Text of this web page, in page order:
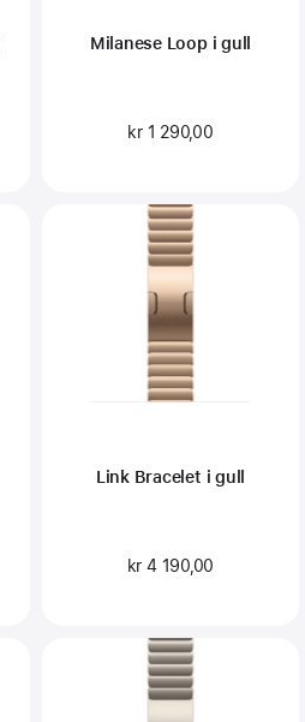
Milanese Loop i gull
kr 1 290,00
Link Bracelet i gull
kr 4 190,00